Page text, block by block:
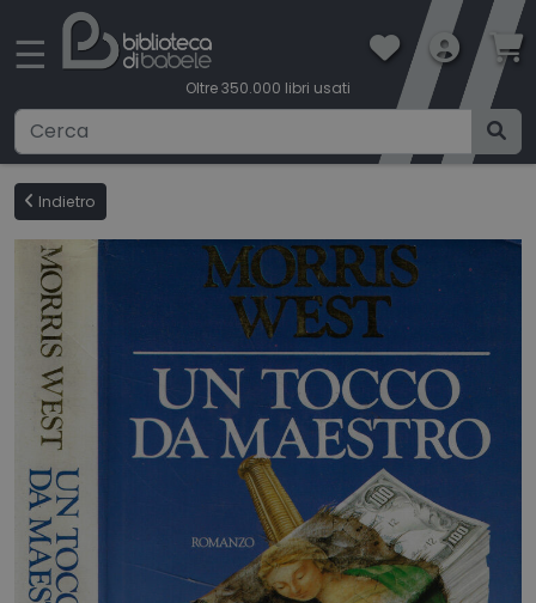
☰
Oltre 350.000 libri usati
Ricerca avanzata
CATEGORIE
CONDIZIONI DI VENDITA
BOOKLOVERS CARD
SPEDIZIONI
CONTATTI
HOME
Indietro